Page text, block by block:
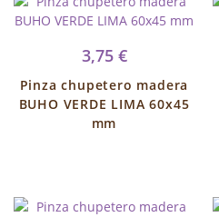
3,75 €
Pinza chupetero madera
BUHO VERDE LIMA 60x45
mm